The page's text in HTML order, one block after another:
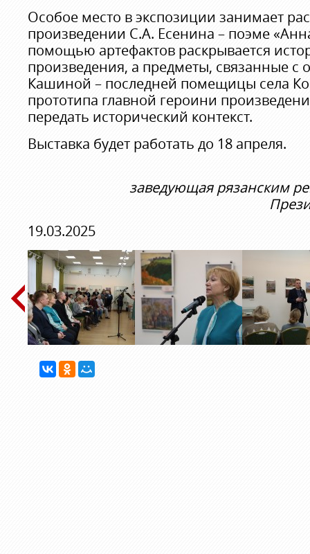
Особое место в экспозиции занимает
произведении С.А. Есенина – поэме
помощью артефактов раскрывается
произведения, а предметы, связанные с
Кашиной – последней помещицы села
прототипа главной героини
передать исторический контекст.
Выставка будет работать до 18 апреля.
заведующая рязанским
19.03.2025